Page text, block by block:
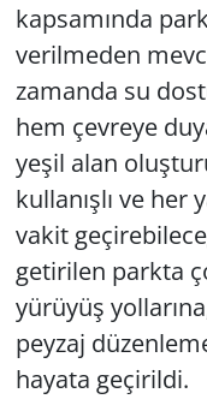
kapsamında
verilmeden
zamanda su
hem çevreye
yeşil alan
kullanışlı ve her
vakit
getirilen parkta
yürüyüş
peyzaj
hayata geçirildi.